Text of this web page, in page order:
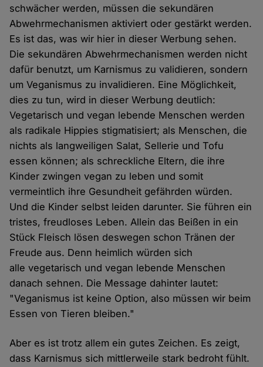
schwächer werden, müssen die sekundären
Abwehrmechanismen aktiviert oder gestärkt werden.
Es ist das, was wir hier in dieser Werbung sehen.
Die sekundären Abwehrmechanismen werden nicht
dafür benutzt, um Karnismus zu validieren, sondern
um Veganismus zu invalidieren. Eine Möglichkeit,
dies zu tun, wird in dieser Werbung deutlich:
Vegetarisch und vegan lebende Menschen werden
als radikale Hippies stigmatisiert; als Menschen, die
nichts als langweiligen Salat, Sellerie und Tofu
essen können; als schreckliche Eltern, die ihre
Kinder zwingen vegan zu leben und somit
vermeintlich ihre Gesundheit gefährden würden.
Und die Kinder selbst leiden darunter. Sie führen ein
tristes, freudloses Leben. Allein das Beißen in ein
Stück Fleisch lösen deswegen schon Tränen der
Freude aus. Denn heimlich würden sich
alle vegetarisch und vegan lebende Menschen
danach sehnen. Die Message dahinter lautet:
"Veganismus ist keine Option, also müssen wir beim
Essen von Tieren bleiben."
Aber es ist trotz allem ein gutes Zeichen. Es zeigt,
dass Karnismus sich mittlerweile stark bedroht fühlt.